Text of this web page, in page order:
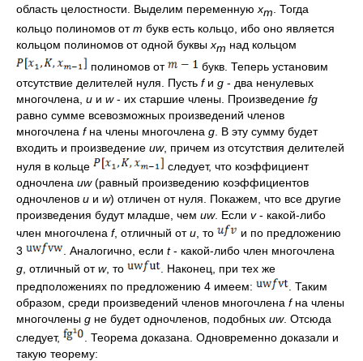
область целостности. Выделим переменную xm . Тогда
кольцо полиномов отm букв есть кольцо, ибо оно является
кольцом полиномов от одной буквы xm над кольцом
полиномов от
букв. Теперь установим
отсутствие делителей нуля. Пусть fи g - два ненулевых
многочлена, u и w- их старшие члены. Произведение fg
равно сумме всевозможных произведений членов
многочлена fна члены многочлена g . В эту сумму будет
входить и произведение uw, причем из отсутствия делителей
нуля в кольце
следует, что коэффициент
одночлена uw(равный произведению коэффициентов
одночленов u и w) отличен от нуля. Покажем, что все другие
произведения будут младше, чем uw. Если v- какой-либо
член многочлена f, отличный отu , то
и по предложению
3
. Аналогично, если t- какой-либо член многочлена
g , отличный отw, то
. Наконец, при тех же
предположениях по предложению 4 имеем:
. Таким
образом, среди произведений членов многочлена fна члены
многочлены g не будет одночленов, подобных uw. Отсюда
следует,
. Теорема доказана. Одновременно доказали и
такую теорему: